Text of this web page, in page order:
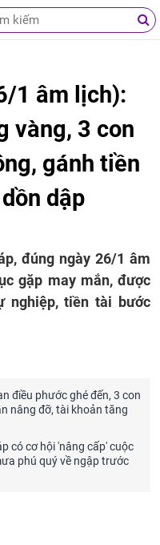
1 âm lịch):
vàng, 3 con
gánh tiền
dập
đúng ngày 26/1 âm
gặp may mắn, được
nghiệp, tiền tài bước
điều phước ghé đến, 3 con
nâng đỡ, tài khoản tăng
có cơ hội 'nâng cấp' cuộc
phú quý về ngập trước